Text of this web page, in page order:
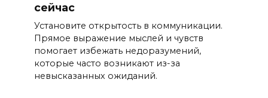
сейчас
Установите открытость в коммуникации.
Прямое выражение мыслей и чувств
помогает избежать недоразумений,
которые часто возникают из-за
невысказанных ожиданий.